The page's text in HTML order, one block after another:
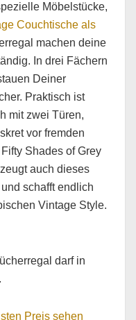
Möbelstücke,
Couchtische als
machen deine
In drei Fächern
Deiner
Praktisch ist
mit zwei Türen,
vor fremden
Shades of Grey
auch dieses
schafft endlich
Vintage Style.
darf in
Preis sehen